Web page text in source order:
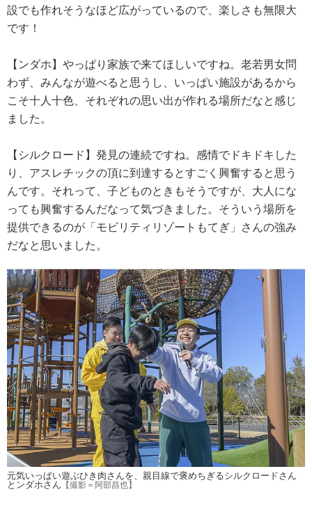
設でも作れそうなほど広がっているので、楽しさも無限大
です！
【ンダホ】やっぱり家族で来てほしいですね。老若男女問
わず、みんなが遊べると思うし、いっぱい施設があるから
こそ十人十色、それぞれの思い出が作れる場所だなと感じ
ました。
【シルクロード】発見の連続ですね。感情でドキドキした
り、アスレチックの頂に到達するとすごく興奮すると思う
んです。それって、子どものときもそうですが、大人にな
っても興奮するんだなって気づきました。そういう場所を
提供できるのが「モビリティリゾートもてぎ」さんの強み
だなと思いました。
元気いっぱい遊ぶひき肉さんを、親目線で褒めちぎるシルクロードさん
とンダホさん 【撮影＝阿部昌也】